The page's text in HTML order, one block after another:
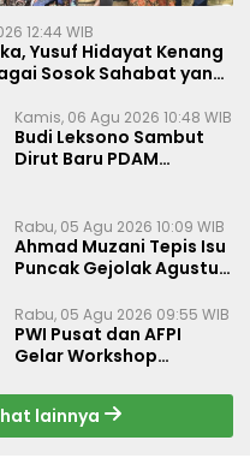
12:44 WIB
Yusuf Hidayat Kenang
Sosok Sahabat yang
Kamis, 06 Agu 2026 10:48 WIB
Budi Leksono Sambut
Dirut Baru PDAM
Makin Prima
Rabu, 05 Agu 2026 10:09 WIB
Ahmad Muzani Tepis Isu
Puncak Gejolak Agustus
Perkuat Persatuan
Rabu, 05 Agu 2026 09:55 WIB
PWI Pusat dan AFPI
Gelar Workshop
Inklusi Keuangan, dan
Perlindungan Publik
lainnya